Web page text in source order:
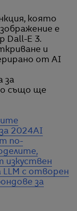
която
е
Dall-E 3.
и
от AI
за
също ще
2024AI
по-
изкуствен
LLM с отворен
за